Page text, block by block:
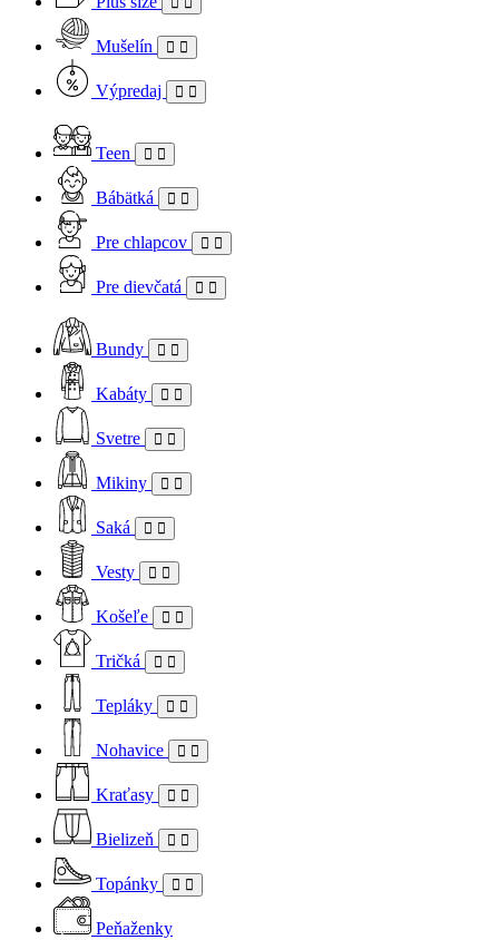
Mušelín
Výpredaj
Teen
Bábätká
Pre chlapcov
Pre dievčatá
Bundy
Kabáty
Svetre
Mikiny
Saká
Vesty
Košeľe
Tričká
Tepláky
Nohavice
Kraťasy
Bielizeň
Topánky
Peňaženky